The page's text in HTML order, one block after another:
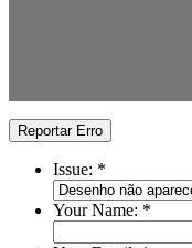
Reportar Erro
Issue: *
Your Name: *